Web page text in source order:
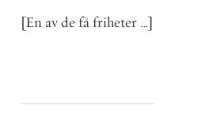
[En av de få friheter …]